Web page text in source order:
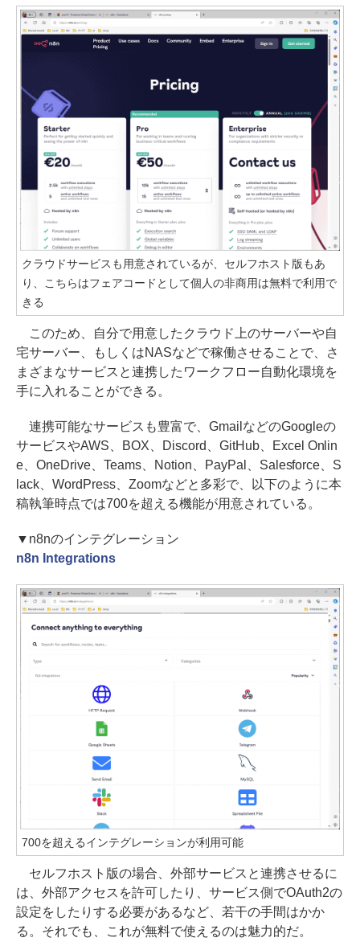
クラウドサービスも用意されているが、セルフホスト版もあ
り、こちらはフェアコードとして個人の非商用は無料で利用で
きる
このため、自分で用意したクラウド上のサーバーや自
宅サーバー、もしくはNASなどで稼働させることで、さ
まざまなサービスと連携したワークフロー自動化環境を
手に入れることができる。
連携可能なサービスも豊富で、GmailなどのGoogleの
サービスやAWS、BOX、Discord、GitHub、Excel Onlin
e、OneDrive、Teams、Notion、PayPal、Salesforce、S
lack、WordPress、Zoomなどと多彩で、以下のように本
稿執筆時点では700を超える機能が用意されている。
▼n8nのインテグレーション
n8n Integrations
700を超えるインテグレーションが利用可能
セルフホスト版の場合、外部サービスと連携させるに
は、外部アクセスを許可したり、サービス側でOAuth2の
設定をしたりする必要があるなど、若干の手間はかか
る。それでも、これが無料で使えるのは魅力的だ。